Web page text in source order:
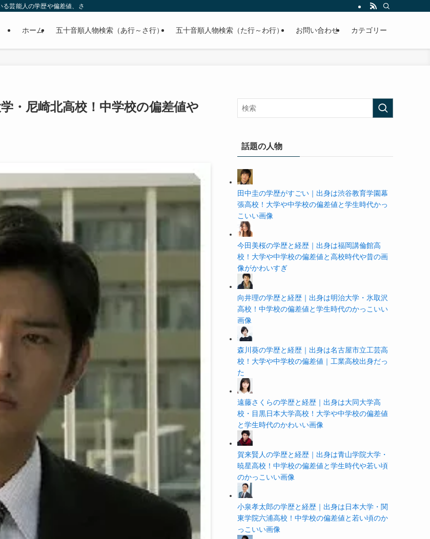
芸能人の学歴や偏差値、さらに政治家やスポーツ選手などの有名人の学歴や高校・大学の偏差値まで紹介していきます。
ホーム 五十音順人物検索（あ行～さ行） 五十音順人物検索（た行～わ行） お問い合わせ カテゴリー
・尼崎北高校！中学校の偏差値や
話題の人物
田中圭の学歴がすごい｜出身は渋谷教育学園幕
張高校！大学や中学校の偏差値と学生時代かっ
こいい画像
今田美桜の学歴と経歴｜出身は福岡講倫館高
校！大学や中学校の偏差値と高校時代や昔の画
像がかわいすぎ
向井理の学歴と経歴｜出身は明治大学・氷取沢
高校！中学校の偏差値と学生時代のかっこいい
画像
森川葵の学歴と経歴｜出身は名古屋市立工芸高
校！大学や中学校の偏差値｜工業高校出身だっ
た
遠藤さくらの学歴と経歴｜出身は大同大学高
校・目黒日本大学高校！大学や中学校の偏差値
と学生時代のかわいい画像
賀来賢人の学歴と経歴｜出身は青山学院大学・
暁星高校！中学校の偏差値と学生時代や若い頃
のかっこいい画像
小泉孝太郎の学歴と経歴｜出身は日本大学・関
東学院六浦高校！中学校の偏差値と若い頃のか
っこいい画像